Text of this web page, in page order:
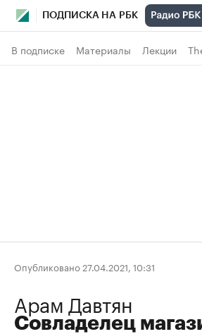
ПОДПИСКА НА РБК
В подписке Материалы Лекции
Опубликовано 27.04.2021, 10:31
Арам Давтян
Cовладелец